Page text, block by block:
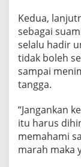
Kedua,
sebagai
selalu hadir
tidak boleh
sampai
tangga.
“Jangankan
itu harus
memahami
marah maka